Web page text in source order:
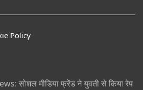
Policy
सोशल मीडिया फ्रेंड ने युवती से किया रेप